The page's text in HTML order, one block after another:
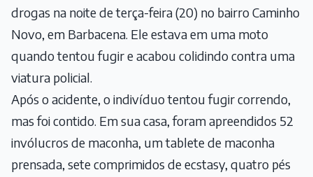
drogas na noite de terça-feira (20) no bairro Caminho
Novo, em Barbacena. Ele estava em uma moto
quando tentou fugir e acabou colidindo contra uma
viatura policial.
Após o acidente, o indivíduo tentou fugir correndo,
mas foi contido. Em sua casa, foram apreendidos 52
invólucros de maconha, um tablete de maconha
prensada, sete comprimidos de ecstasy, quatro pés